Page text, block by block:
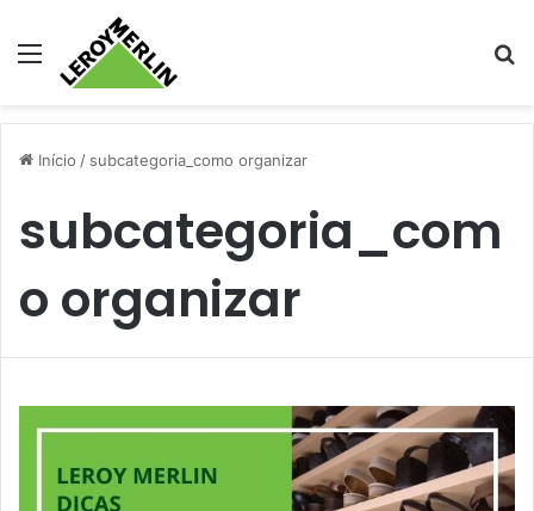
Menu
Início / subcategoria_como organizar
subcategoria_com
o organizar